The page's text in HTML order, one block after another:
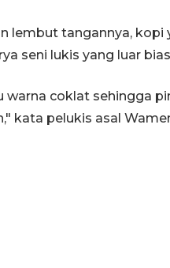
lembut tangannya,
seni lukis yang luar
warna coklat sehingga
kata pelukis asal